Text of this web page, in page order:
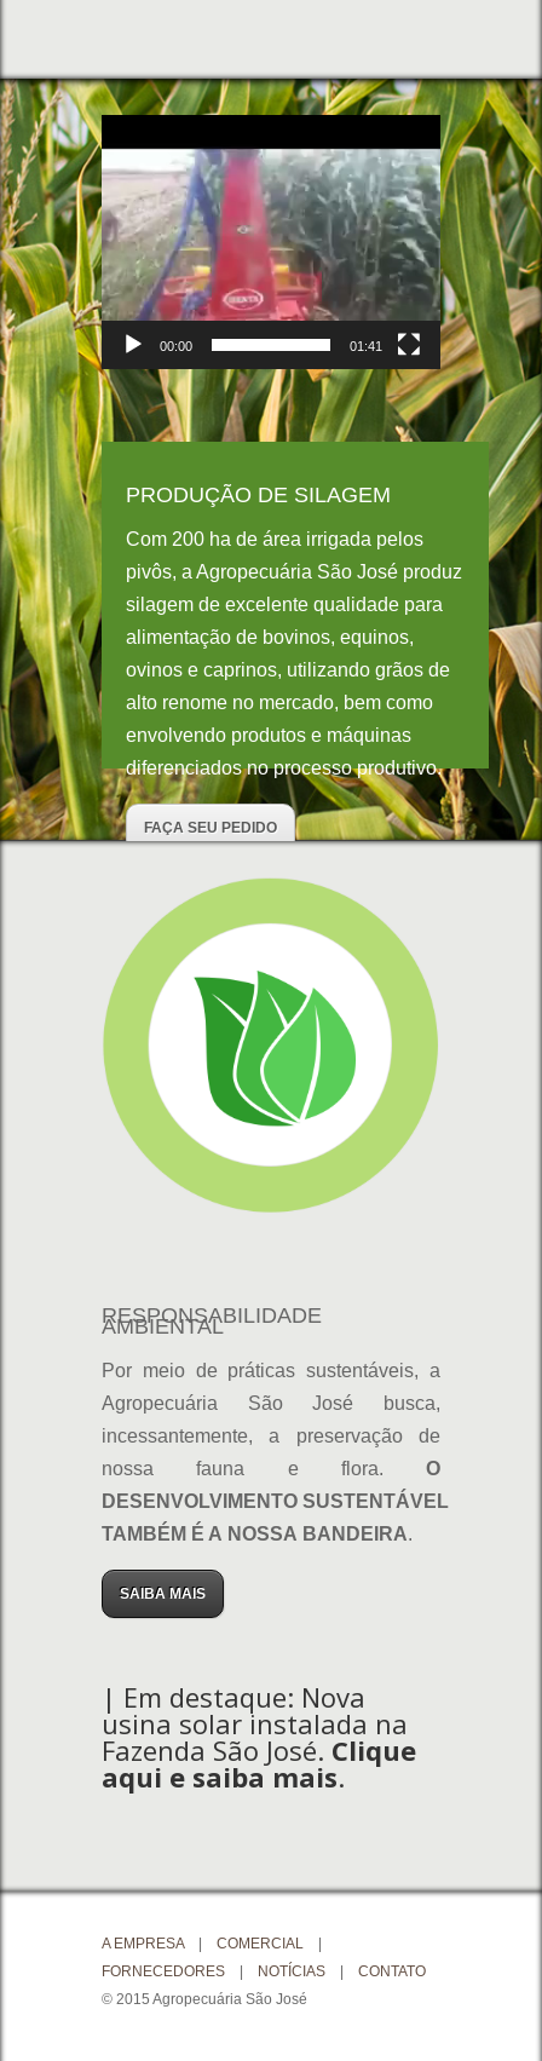
Video
Player
00:00 01:41
PRODUÇÃO DE SILAGEM
Com 200 ha de área irrigada pelos
pivôs, a Agropecuária São José produz
silagem de excelente qualidade para
alimentação de bovinos, equinos,
ovinos e caprinos, utilizando grãos de
alto renome no mercado, bem como
envolvendo produtos e máquinas
diferenciados no processo produtivo.
FAÇA SEU PEDIDO
RESPONSABILIDADE
AMBIENTAL
Por meio de práticas sustentáveis, a
Agropecuária São José busca,
incessantemente, a preservação de
nossa fauna e flora. O
DESENVOLVIMENTO SUSTENTÁVEL
TAMBÉM É A NOSSA BANDEIRA.
SAIBA MAIS
| Em destaque: Nova
usina solar instalada na
Fazenda São José. Clique
aqui e saiba mais.
A EMPRESA| COMERCIAL
FORNECEDORES
NOTÍCIAS
CONTATO
© 2015 Agropecuária São José